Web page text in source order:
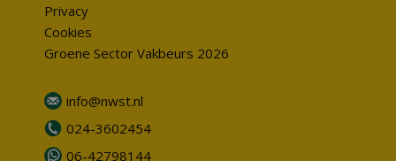
Privacy
Cookies
Groene Sector Vakbeurs 2026
info@nwst.nl
024-3602454
06-42798144